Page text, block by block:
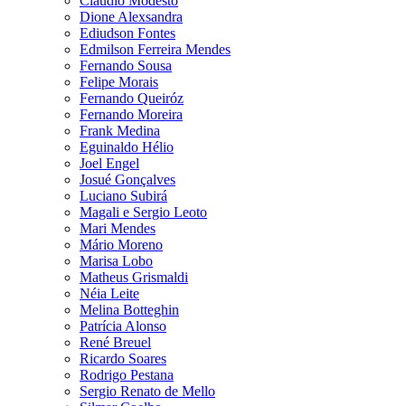
Dione Alexsandra
Ediudson Fontes
Edmilson Ferreira Mendes
Fernando Sousa
Felipe Morais
Fernando Queiróz
Fernando Moreira
Frank Medina
Eguinaldo Hélio
Joel Engel
Josué Gonçalves
Luciano Subirá
Magali e Sergio Leoto
Mari Mendes
Mário Moreno
Marisa Lobo
Matheus Grismaldi
Néia Leite
Melina Botteghin
Patrícia Alonso
René Breuel
Ricardo Soares
Rodrigo Pestana
Sergio Renato de Mello